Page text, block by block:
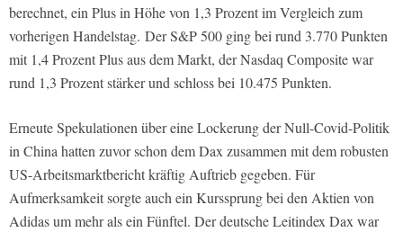
berechnet, ein Plus in Höhe von 1,3 Prozent im Vergleich zum
vorherigen Handelstag. Der S&P 500 ging bei rund 3.770 Punkten
mit 1,4 Prozent Plus aus dem Markt, der Nasdaq Composite war
rund 1,3 Prozent stärker und schloss bei 10.475 Punkten.
Erneute Spekulationen über eine Lockerung der Null-Covid-Politik
in China hatten zuvor schon dem Dax zusammen mit dem robusten
US-Arbeitsmarktbericht kräftig Auftrieb gegeben. Für
Aufmerksamkeit sorgte auch ein Kurssprung bei den Aktien von
Adidas um mehr als ein Fünftel. Der deutsche Leitindex Dax war